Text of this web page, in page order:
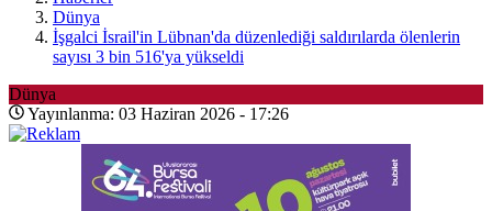
Dünya
İşgalci İsrail'in Lübnan'da düzenlediği saldırılarda ölenlerin
sayısı 3 bin 516'ya yükseldi
Dünya
Yayınlanma: 03 Haziran 2026 - 17:26